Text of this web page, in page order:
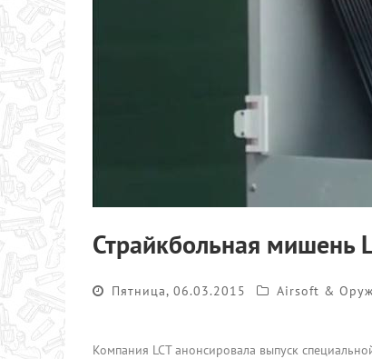
Страйкбольная мишень
Пятница, 06.03.2015 Airsoft &
Компания LCT анонсировала выпуск